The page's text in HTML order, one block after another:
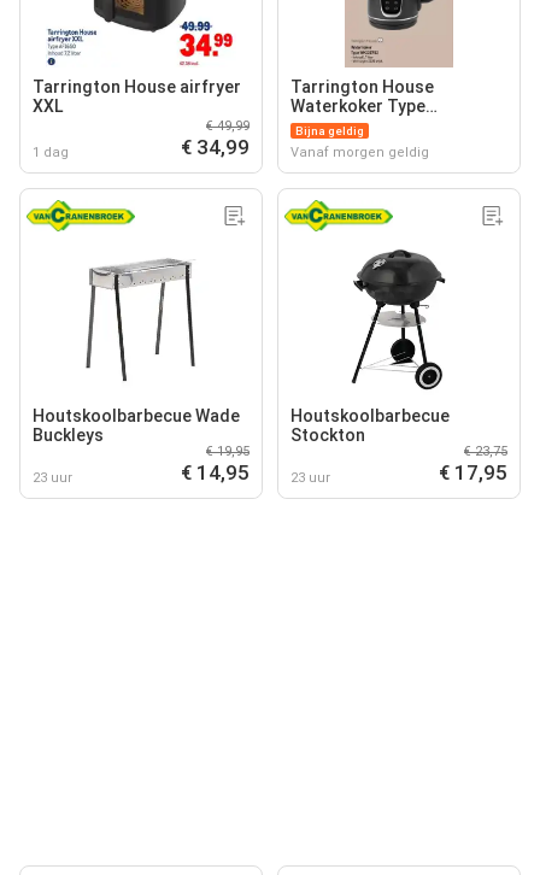
Tarrington House airfryer
XXL
1 dag
€ 49,99
€ 34,99
Tarrington House
Waterkoker Type
WK132763
Bijna geldig
Vanaf morgen geldig
Houtskoolbarbecue Wade
Buckleys
23 uur
€ 19,95
€ 14,95
Houtskoolbarbecue
Stockton
23 uur
€ 23,75
€ 17,95